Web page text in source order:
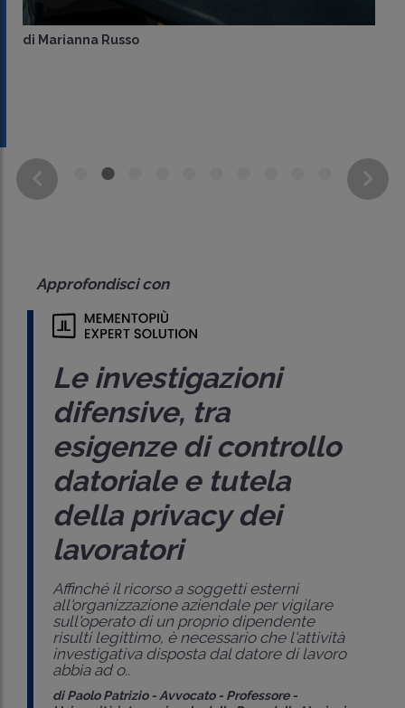
di Marianna Russo
Approfondisci con
Le investigazioni
difensive, tra
esigenze di controllo
datoriale e tutela
della privacy dei
lavoratori
Affinché il ricorso a soggetti esterni
all'organizzazione aziendale per vigilare
sull'operato di un proprio dipendente
risulti legittimo, è necessario che l'attività
investigativa disposta dal datore di lavoro
abbia ad o..
diPaolo Patrizio - Avvocato - Professore -